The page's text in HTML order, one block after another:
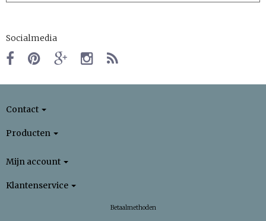
Socialmedia
Contact
Producten
Mijn account
Klantenservice
Betaalmethoden